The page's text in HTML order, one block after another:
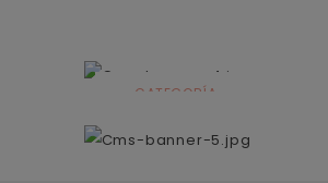
CATEGORÍA